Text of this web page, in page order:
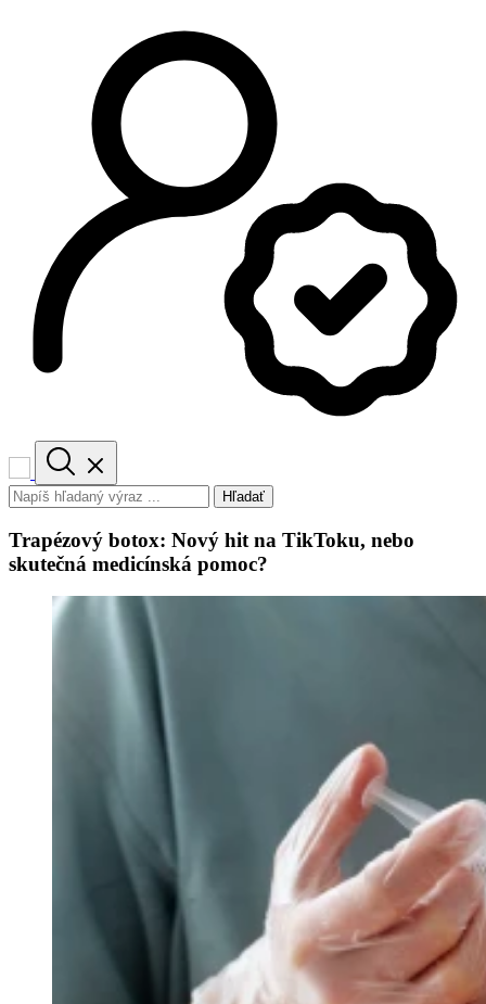
Hľadať
Trapézový botox: Nový hit na TikToku, nebo
skutečná medicínská pomoc?